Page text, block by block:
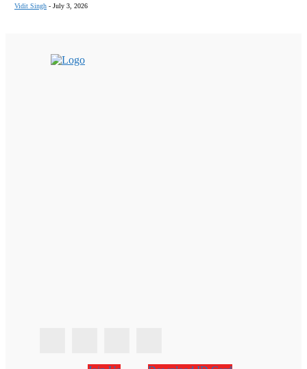
Vidit Singh - July 3, 2026